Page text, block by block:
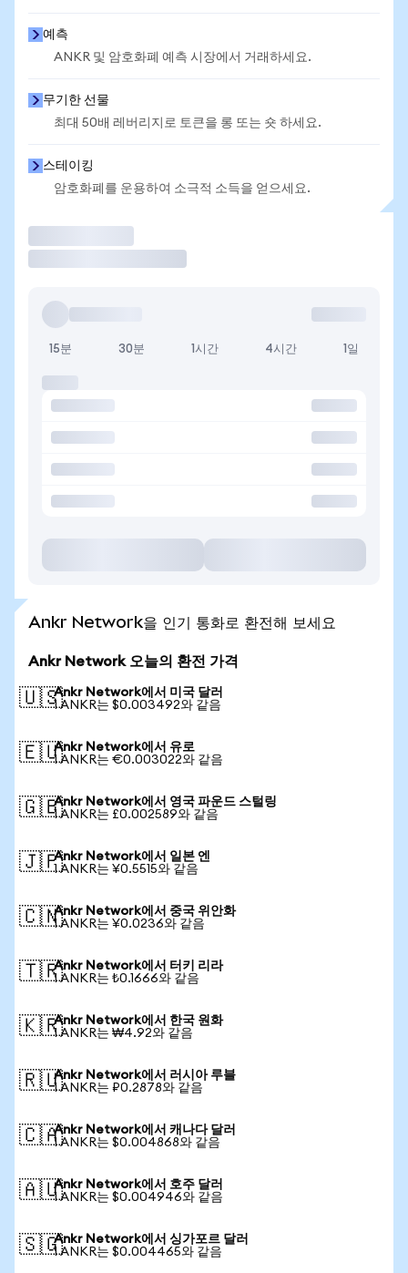
예측
ANKR 및 암호화폐 예측 시장에서 거래하세요.
무기한 선물
최대 50배 레버리지로 토큰을 롱 또는 숏 하세요.
스테이킹
암호화폐를 운용하여 소극적 소득을 얻으세요.
15분 30분 1시간 4시간 1일
Ankr Network을 인기 통화로 환전해 보세요
Ankr Network 오늘의 환전 가격
🇺🇸Ankr Network에서 미국 달러
1 ANKR는 $0.003492와 같음
🇪🇺Ankr Network에서 유로
1 ANKR는 €0.003022와 같음
🇬🇧Ankr Network에서 영국 파운드 스털링
1 ANKR는 £0.002589와 같음
🇯🇵Ankr Network에서 일본 엔
1 ANKR는 ¥0.5515와 같음
🇨🇳Ankr Network에서 중국 위안화
1 ANKR는 ¥0.0236와 같음
🇹🇷Ankr Network에서 터키 리라
1 ANKR는 ₺0.1666와 같음
🇰🇷Ankr Network에서 한국 원화
1 ANKR는 ₩4.92와 같음
🇷🇺Ankr Network에서 러시아 루블
1 ANKR는 ₽0.2878와 같음
🇨🇦Ankr Network에서 캐나다 달러
1 ANKR는 $0.004868와 같음
🇦🇺Ankr Network에서 호주 달러
1 ANKR는 $0.004946와 같음
🇸🇬Ankr Network에서 싱가포르 달러
1 ANKR는 $0.004465와 같음